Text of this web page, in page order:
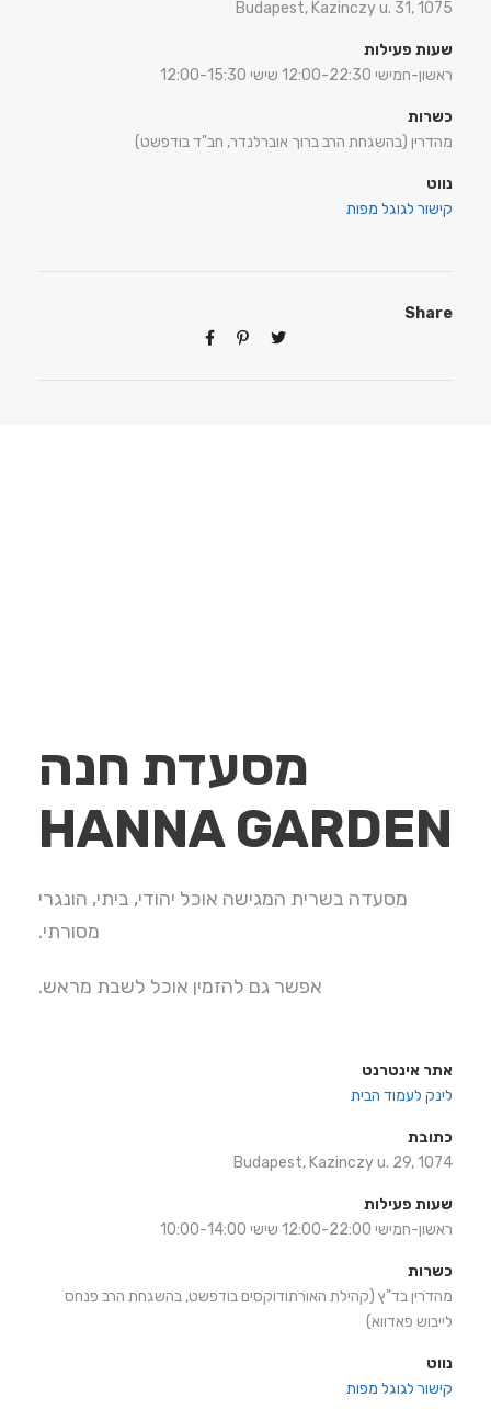
Budapest, Kazinczy u. 31, 1075
שעות פעילות
ראשון-חמישי 12:00-22:30 שישי 12:00-15:30
כשרות
מהדרין (בהשגחת הרב ברוך אוברלנדר, חב"ד בודפשט)
נווט
קישור לגוגל מפות
Share
מסעדת חנה
HANNA GARDEN
מסעדה בשרית המגישה אוכל יהודי, ביתי, הונגרי
מסורתי.
אפשר גם להזמין אוכל לשבת מראש.
אתר אינטרנט
לינק לעמוד הבית
כתובת
Budapest, Kazinczy u. 29, 1074
שעות פעילות
ראשון-חמישי 12:00-22:00 שישי 10:00-14:00
כשרות
מהדרין בד"ץ (קהילת האורתודוקסים בודפשט, בהשגחת הרב פנחס
לייבוש פאדווא)
נווט
קישור לגוגל מפות